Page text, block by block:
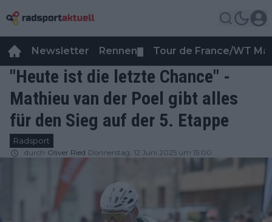
Newsletter Rennen Tour de France/WT
"Heute ist die letzte Chance" -
Mathieu van der Poel gibt alles
für den Sieg auf der 5. Etappe
Radsport
durch Oliver Ried Donnerstag, 12 Juni 2025 um 15:00